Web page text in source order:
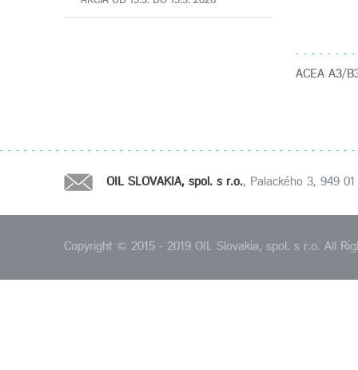
ACEA A3/
OIL SLOVAKIA, spol. s r.o., Palackého 3, 949
Copyright © 2015 - 2019 OIL Slovakia, spol. s r.o. All